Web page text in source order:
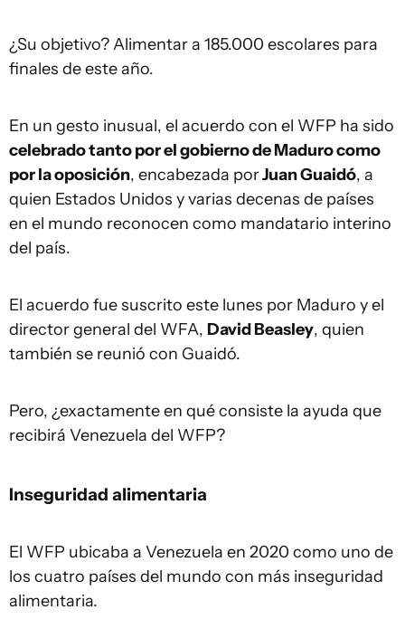
¿Su objetivo? Alimentar a 185.000 escolares para
finales de este año.
En un gesto inusual, el acuerdo con el WFP ha sido
celebrado tanto por el gobierno de Maduro como
por la oposición, encabezada porJuan Guaidó, a
quien Estados Unidos y varias decenas de países
en el mundo reconocen como mandatario interino
del país.
El acuerdo fue suscrito este lunes por Maduro y el
director general del WFA, David Beasley, quien
también se reunió con Guaidó.
Pero, ¿exactamente en qué consiste la ayuda que
recibirá Venezuela del WFP?
Inseguridad alimentaria
El WFP ubicaba a Venezuela en 2020 como uno de
los cuatro países del mundo con más inseguridad
alimentaria.